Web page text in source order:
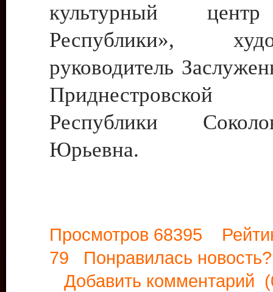
культурный
Республики»,
руководитель
Приднестровской
Республики
Юрьевна.
Просмотров 68395
79 Понравилась
Добавить комментарий